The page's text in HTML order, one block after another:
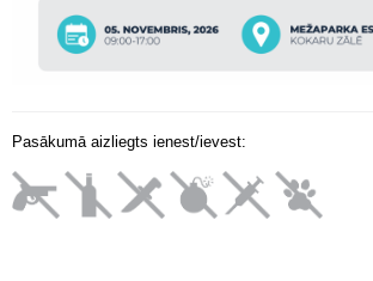
Pasākumā aizliegts ienest/ievest: